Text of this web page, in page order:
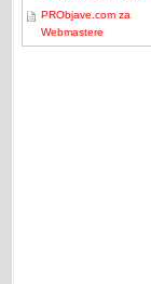
PRObjave.com za
Webmastere